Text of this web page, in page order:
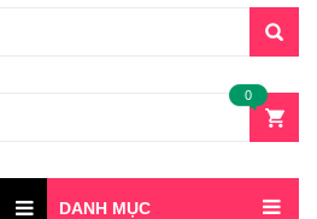
0
DANH MỤC